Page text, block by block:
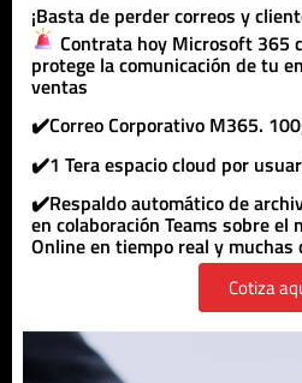
¡Basta de perder correos y
Contrata hoy Microsoft 365
protege la comunicación de tu
ventas
✔️Correo Corporativo M365.
✔️1 Tera espacio cloud por
✔️Respaldo automático de
en colaboración Teams sobre
Online en tiempo real y
Cotiza